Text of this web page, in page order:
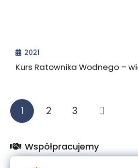
2021
Kurs Ratownika Wodnego –
1 2 3
Współpracujemy